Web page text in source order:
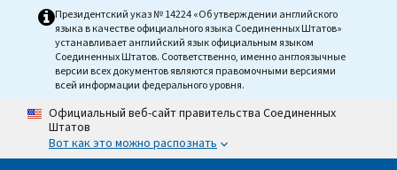
Skip to main content
Президентский указ № 14224 «Об утверждении английского
языка в качестве официального языка Соединенных Штатов»
устанавливает английский язык официальным языком
Соединенных Штатов. Соответственно, именно англоязычные
версии всех документов являются правомочными версиями
всей информации федерального уровня.
Официальный веб-сайт правительства Соединенных
Штатов
Вот как это можно распознать